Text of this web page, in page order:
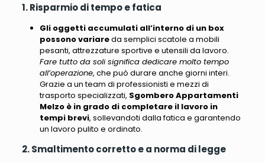
1. Risparmio di tempo e fatica
Gli oggetti accumulati all’interno di un box
possono variareda semplici scatole a mobili
pesanti, attrezzature sportive e utensili da lavoro.
Fare tutto da soli significa dedicare molto tempo
all’operazione, che può durare anche giorni interi.
Grazie a un team di professionisti e mezzi di
trasporto specializzati, Sgombero Appartamenti
Melzo è in grado di completare il lavoro in
tempi brevi, sollevandoti dalla fatica e garantendo
un lavoro pulito e ordinato.
2. Smaltimento corretto e a norma di legge